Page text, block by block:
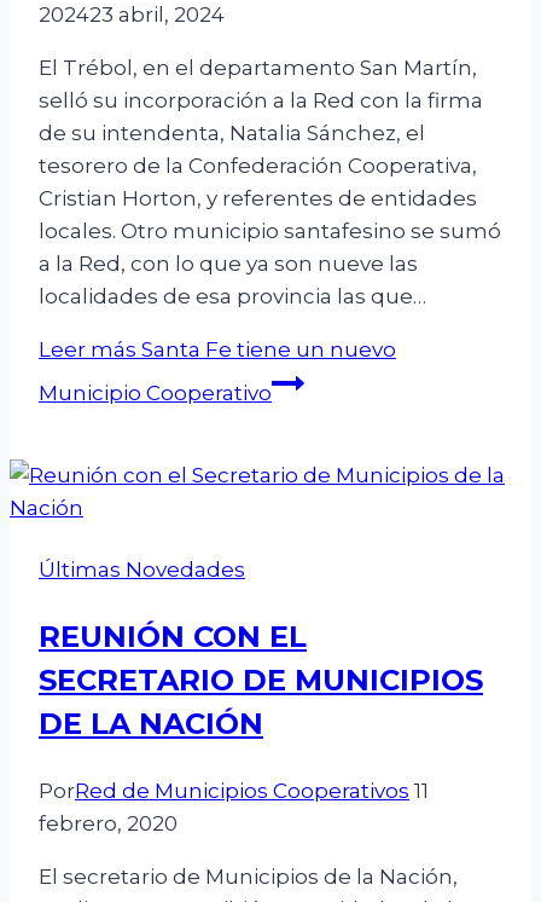
202423 abril, 2024
El Trébol, en el departamento San Martín,
selló su incorporación a la Red con la firma
de su intendenta, Natalia Sánchez, el
tesorero de la Confederación Cooperativa,
Cristian Horton, y referentes de entidades
locales. Otro municipio santafesino se sumó
a la Red, con lo que ya son nueve las
localidades de esa provincia las que…
Leer más Santa Fe tiene un nuevo
Municipio Cooperativo
Últimas Novedades
REUNIÓN CON EL
SECRETARIO DE MUNICIPIOS
DE LA NACIÓN
PorRed de Municipios Cooperativos 11
febrero, 2020
El secretario de Municipios de la Nación,